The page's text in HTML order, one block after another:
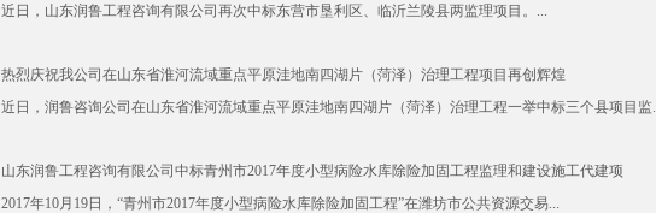
近日，山东润鲁工程咨询有限公司再次中标东营市垦利区、临沂兰陵县两监理项目。...
热烈庆祝我公司在山东省淮河流域重点平原洼地南四湖片（菏泽）治理工程项目再创辉煌
近日，润鲁咨询公司在山东省淮河流域重点平原洼地南四湖片（菏泽）治理工程一举中标三个县项目监...
山东润鲁工程咨询有限公司中标青州市2017年度小型病险水库除险加固工程监理和建设施工代建项
2017年10月19日，“青州市2017年度小型病险水库除险加固工程”在潍坊市公共资源交易...